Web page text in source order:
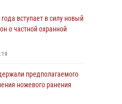
вступает в силу новый
о частной охранной
предполагаемого
ножевого ранения